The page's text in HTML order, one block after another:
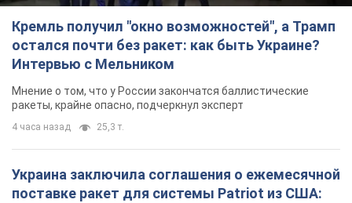
Кремль получил "окно возможностей", а Трамп
остался почти без ракет: как быть Украине?
Интервью с Мельником
Мнение о том, что у России закончатся баллистические
ракеты, крайне опасно, подчеркнул эксперт
4 часа назад 25,3 т.
Украина заключила соглашения о ежемесячной
поставке ракет для системы Patriot из США: